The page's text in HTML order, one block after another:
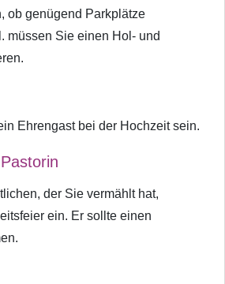
ob genügend Parkplätze
müssen Sie einen Hol- und
Ehrengast bei der Hochzeit sein.
der Sie vermählt hat,
ein. Er sollte einen